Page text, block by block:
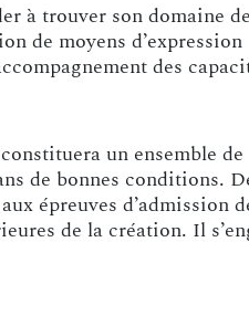
à trouver son domaine de
de moyens d’expression
des
un ensemble de
de bonnes conditions.
épreuves d’admission
de la création. Il